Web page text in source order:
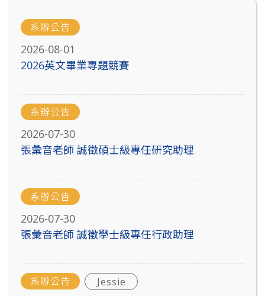
系辦公告
2026-08-01
2026英文畢業專題競賽
系辦公告
2026-07-30
張彙音老師 誠徵碩士級專任研究助理
系辦公告
2026-07-30
張彙音老師 誠徵學士級專任行政助理
系辦公告 Jessie